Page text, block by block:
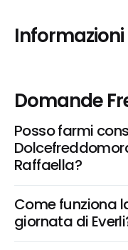
Informazioni
Domande
Posso farmi
Raffaella?
Come funziona
giornata di